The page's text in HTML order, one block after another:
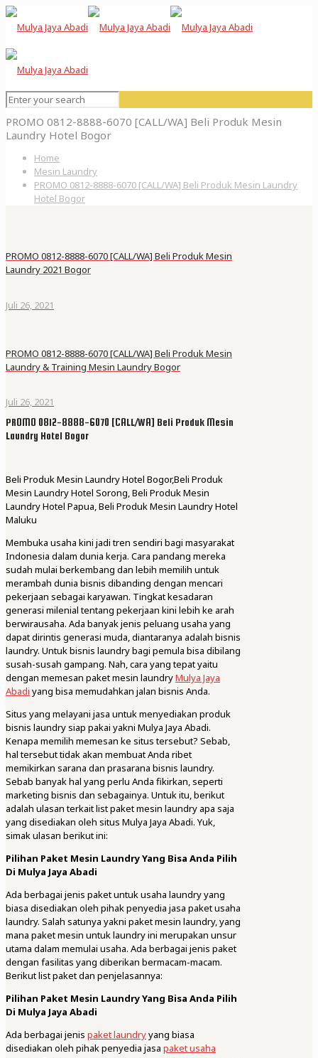
PROMO 0812-8888-6070 [CALL/WA] Beli Produk Mesin
Laundry Hotel Bogor
Home
Mesin Laundry
PROMO 0812-8888-6070 [CALL/WA] Beli Produk Mesin Laundry
Hotel Bogor
PROMO 0812-8888-6070 [CALL/WA] Beli Produk Mesin
Laundry 2021 Bogor
Juli 26, 2021
PROMO 0812-8888-6070 [CALL/WA] Beli Produk Mesin
Laundry & Training Mesin Laundry Bogor
Juli 26, 2021
PROMO 0812-8888-6070 [CALL/WA] Beli Produk Mesin
Laundry Hotel Bogor
Beli Produk Mesin Laundry Hotel Bogor,Beli Produk
Mesin Laundry Hotel Sorong, Beli Produk Mesin
Laundry Hotel Papua, Beli Produk Mesin Laundry Hotel
Maluku
Membuka usaha kini jadi tren sendiri bagi masyarakat
Indonesia dalam dunia kerja. Cara pandang mereka
sudah mulai berkembang dan lebih memilih untuk
merambah dunia bisnis dibanding dengan mencari
pekerjaan sebagai karyawan. Tingkat kesadaran
generasi milenial tentang pekerjaan kini lebih ke arah
berwirausaha. Ada banyak jenis peluang usaha yang
dapat dirintis generasi muda, diantaranya adalah bisnis
laundry. Untuk bisnis laundry bagi pemula bisa dibilang
susah-susah gampang. Nah, cara yang tepat yaitu
dengan memesan paket mesin laundryMulya Jaya
Abadi yang bisa memudahkan jalan bisnis Anda.
Situs yang melayani jasa untuk menyediakan produk
bisnis laundry siap pakai yakni Mulya Jaya Abadi.
Kenapa memilih memesan ke situs tersebut? Sebab,
hal tersebut tidak akan membuat Anda ribet
memikirkan sarana dan prasarana bisnis laundry.
Sebab banyak hal yang perlu Anda fikirkan, seperti
marketing bisnis dan sebagainya. Untuk itu, berikut
adalah ulasan terkait list paket mesin laundry apa saja
yang disediakan oleh situs Mulya Jaya Abadi. Yuk,
simak ulasan berikut ini:
Pilihan Paket Mesin Laundry Yang Bisa Anda Pilih
Di Mulya Jaya Abadi
Ada berbagai jenis paket untuk usaha laundry yang
biasa disediakan oleh pihak penyedia jasa paket usaha
laundry. Salah satunya yakni paket mesin laundry, yang
mana paket mesin untuk laundry ini merupakan unsur
utama dalam memulai usaha. Ada berbagai jenis paket
dengan fasilitas yang diberikan bermacam-macam.
Berikut list paket dan penjelasannya:
Pilihan Paket Mesin Laundry Yang Bisa Anda Pilih
Di Mulya Jaya Abadi
Ada berbagai jenis paket laundryyang biasa
disediakan oleh pihak penyedia jasa paket usaha